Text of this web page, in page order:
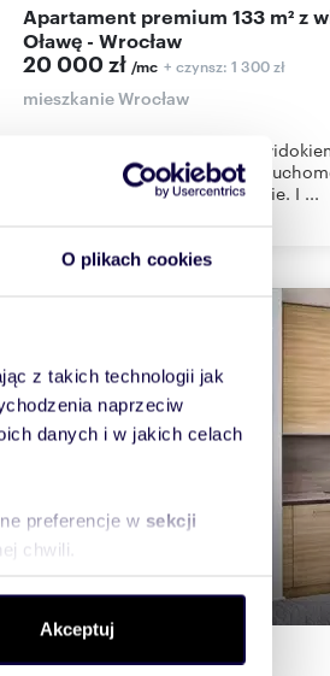
O plikach cookies
z takich technologii jak
naprzeciw
danych i w jakich celach
preferencje w sekcji
chwili.
społecznościowym,
od Ciebie lub
Akceptuj
Apartament premium 133 m² z widokiem na
Oławę - Wrocław
20 000 zł /mc + czynsz: 1 300 zł
mieszkanie Wrocław
Apartament klasy premium z
Angel Wings | Wrocław Są
robią świetne pierwsze wrażenie. I ...
m zł/m